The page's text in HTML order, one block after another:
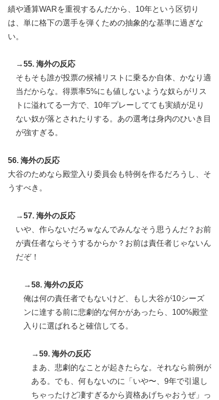
績や通算WARを重視するんだから、10年という区切り
は、単に格下の選手を弾くための抽象的な基準に過ぎな
い。
→55. 海外の反応
そもそも誰が投票の候補リストに乗るか自体、かなり適
当だからな。得票率5%にも値しないような奴らがリス
トに溢れてる一方で、10年プレーしてても実績が足り
ない奴が落とされたりする。あの選考は身内のひいき目
が強すぎる。
56. 海外の反応
大谷のためなら殿堂入り委員会も特例を作るだろうし、そ
うすべき。
→57. 海外の反応
いや、作らないだろｗなんでみんなそう思うんだ？お前
が責任者ならそうするからか？お前は責任者じゃないん
だぞ！
→58. 海外の反応
俺は何の責任者でもないけど、もし大谷が10シーズ
ンに達する前に悲劇的な何かがあったら、100%殿堂
入りに選ばれると確信してる。
→59. 海外の反応
まあ、悲劇的なことが起きたらな。それなら前例が
ある。でも、何もないのに「いや〜、9年で引退し
ちゃったけど凄すぎるから資格あげちゃおうぜ」っ